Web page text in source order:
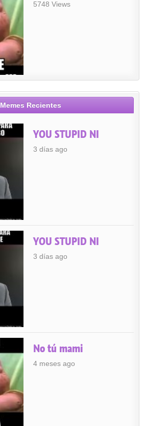
5748 Views
Memes Recientes
YOU STUPID NI
3 días ago
YOU STUPID NI
3 días ago
No tú mami
4 meses ago